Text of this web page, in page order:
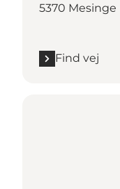
5370 Mesinge
Find vej